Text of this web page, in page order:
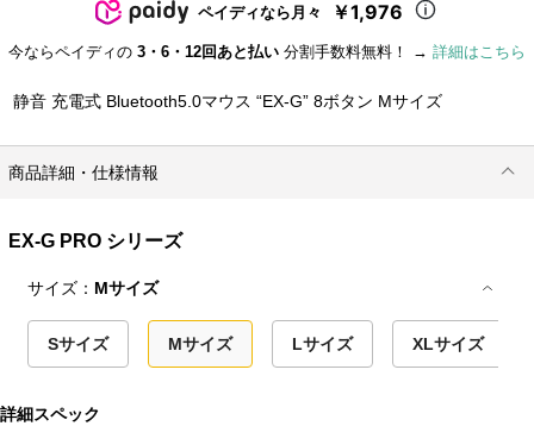
ペイディなら月々 ￥1,976
今ならペイディの 3・6・12回あと払い 分割手数料無料！ → 詳細はこちら
静音 充電式 Bluetooth5.0マウス “EX-G” 8ボタン Mサイズ
商品詳細・仕様情報
EX-G PRO シリーズ
サイズ： Mサイズ
Sサイズ Mサイズ Lサイズ XLサイズ
詳細スペック